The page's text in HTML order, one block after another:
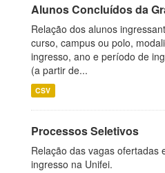
Alunos Concluídos da
Relação dos alunos
curso, campus ou polo,
ingresso, ano e período de
(a partir de...
CSV
Processos Seletivos
Relação das vagas ofertadas
ingresso na Unifei.